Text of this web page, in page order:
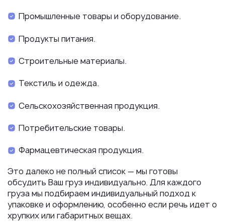
Промышленные товары и оборудование.
Продукты питания.
Строительные материалы.
Текстиль и одежда.
Сельскохозяйственная продукция.
Потребительские товары.
Фармацевтическая продукция.
Это далеко не полный список — мы готовы
обсудить Ваш груз индивидуально. Для каждого
груза мы подбираем индивидуальный подход к
упаковке и оформлению, особенно если речь идет о
хрупких или габаритных вещах.